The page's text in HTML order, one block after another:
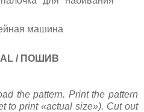
машина
/ ПОШИВ
the pattern. Print the pattern
to print «actual size»). Cut out